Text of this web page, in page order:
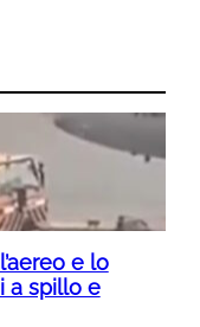
e lo
a spillo e